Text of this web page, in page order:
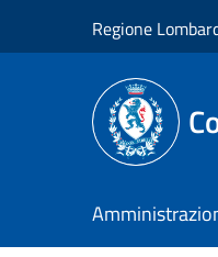
Regione